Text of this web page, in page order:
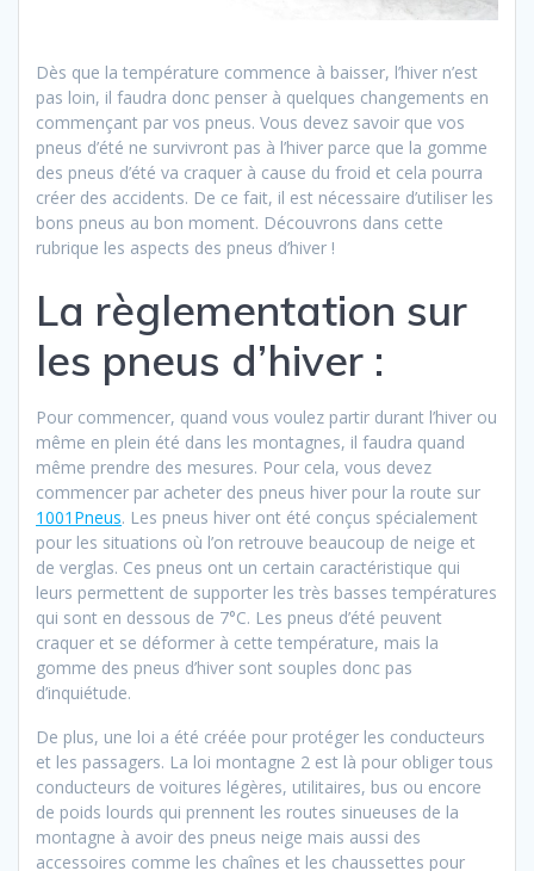
Dès que la température commence à baisser, l’hiver n’est
pas loin, il faudra donc penser à quelques changements en
commençant par vos pneus. Vous devez savoir que vos
pneus d’été ne survivront pas à l’hiver parce que la gomme
des pneus d’été va craquer à cause du froid et cela pourra
créer des accidents. De ce fait, il est nécessaire d’utiliser les
bons pneus au bon moment. Découvrons dans cette
rubrique les aspects des pneus d’hiver !
La règlementation sur
les pneus d’hiver :
Pour commencer, quand vous voulez partir durant l’hiver ou
même en plein été dans les montagnes, il faudra quand
même prendre des mesures. Pour cela, vous devez
commencer par acheter des pneus hiver pour la route sur
1001Pneus. Les pneus hiver ont été conçus spécialement
pour les situations où l’on retrouve beaucoup de neige et
de verglas. Ces pneus ont un certain caractéristique qui
leurs permettent de supporter les très basses températures
qui sont en dessous de 7°C. Les pneus d’été peuvent
craquer et se déformer à cette température, mais la
gomme des pneus d’hiver sont souples donc pas
d’inquiétude.
De plus, une loi a été créée pour protéger les conducteurs
et les passagers. La loi montagne 2 est là pour obliger tous
conducteurs de voitures légères, utilitaires, bus ou encore
de poids lourds qui prennent les routes sinueuses de la
montagne à avoir des pneus neige mais aussi des
accessoires comme les chaînes et les chaussettes pour